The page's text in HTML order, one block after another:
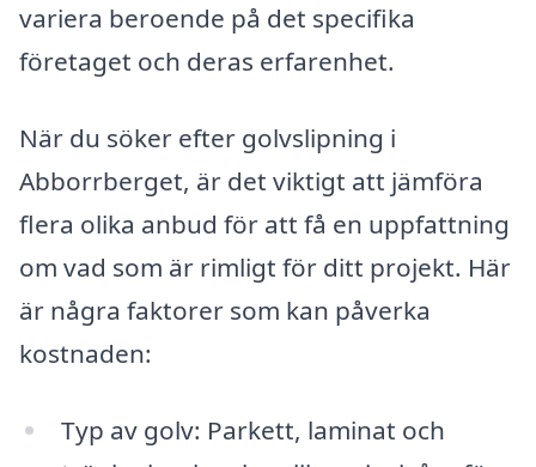
variera beroende på det specifika
företaget och deras erfarenhet.
När du söker efter golvslipning i
Abborrberget, är det viktigt att jämföra
flera olika anbud för att få en uppfattning
om vad som är rimligt för ditt projekt. Här
är några faktorer som kan påverka
kostnaden:
Typ av golv: Parkett, laminat och